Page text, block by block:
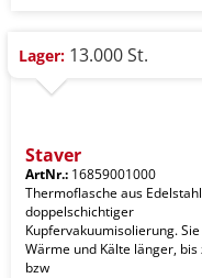
Lager: 13.000 St.
Staver
ArtNr.: 16859001000
Thermoflasche aus
doppelschichtiger
Kupfervakuumisolierung.
Wärme und Kälte länger, bis
bzw